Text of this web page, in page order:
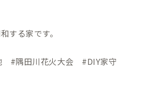
する家です。
#隅田川花火大会 #DIY家守